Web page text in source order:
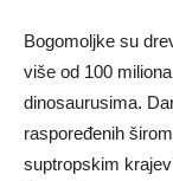
Bogomoljke su
više od 100
dinosaurusima.
raspoređenih
suptropskim